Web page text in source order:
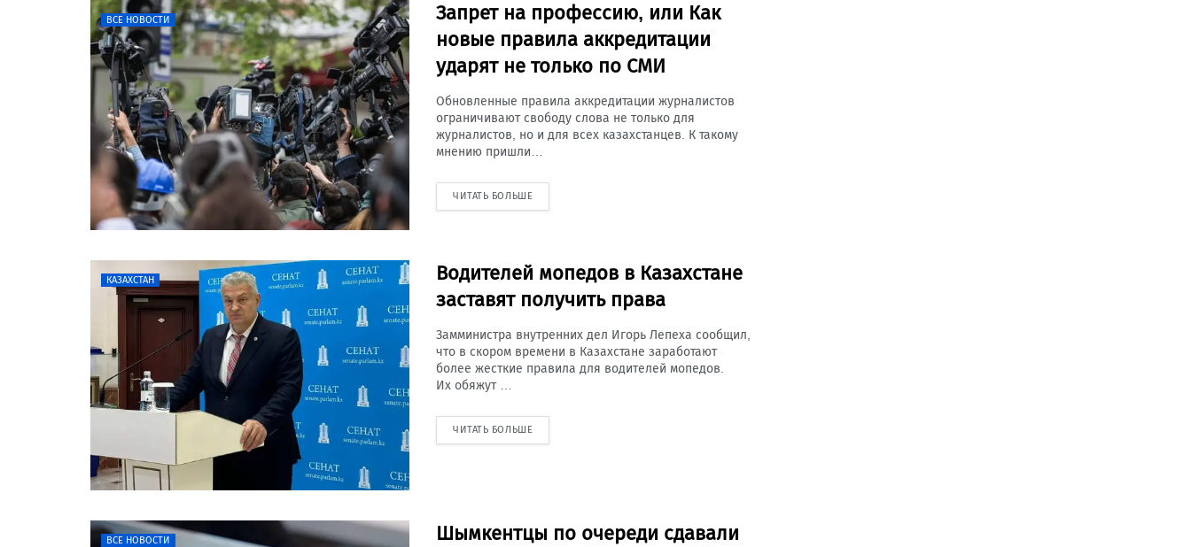
ВСЕ НОВОСТИ
Запрет на профессию, или Как
новые правила аккредитации
ударят не только по СМИ
Обновленные правила аккредитации журналистов
ограничивают свободу слова не только для
журналистов, но и для всех казахстанцев. К такому
мнению пришли…
ЧИТАТЬ БОЛЬШЕ
КАЗАХСТАН
Водителей мопедов в Казахстане
заставят получить права
Замминистра внутренних дел Игорь Лепеха сообщил,
что в скором времени в Казахстане заработают
более жесткие правила для водителей мопедов.
Их обяжут …
ЧИТАТЬ БОЛЬШЕ
ВСЕ НОВОСТИ
Шымкентцы по очереди сдавали